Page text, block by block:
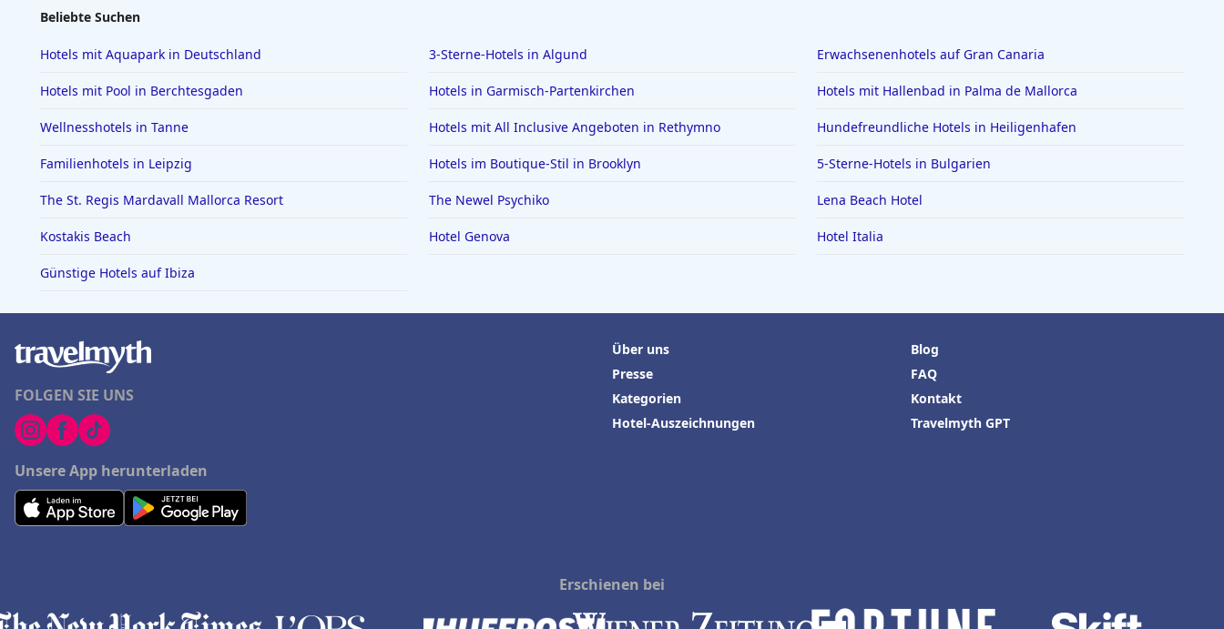
Beliebte Suchen
Hotels mit Aquapark in Deutschland 3-Sterne-Hotels in Algund Erwachsenenhotels auf Gran Canaria
Hotels mit Pool in Berchtesgaden Hotels in Garmisch-Partenkirchen Hotels mit Hallenbad in Palma de Mallorca
Wellnesshotels in Tanne Hotels mit All Inclusive Angeboten in Rethymno Hundefreundliche Hotels in Heiligenhafen
Familienhotels in Leipzig Hotels im Boutique-Stil in Brooklyn 5-Sterne-Hotels in Bulgarien
The St. Regis Mardavall Mallorca Resort The Newel Psychiko Lena Beach Hotel
Kostakis Beach Hotel Genova Hotel Italia
Günstige Hotels auf Ibiza
FOLGEN SIE UNS
Unsere App herunterladen
Über uns
Presse
Kategorien
Hotel-Auszeichnungen
Blog
FAQ
Kontakt
Travelmyth GPT
Erschienen bei